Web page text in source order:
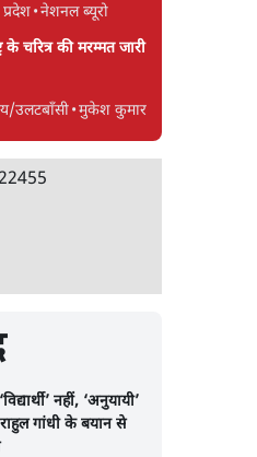
•नेशनल ब्यूरो
के चरित्र की मरम्मत जारी
उलटबाँसी•मुकेश कुमार
नहीं, ‘अनुयायी’
गांधी के बयान से